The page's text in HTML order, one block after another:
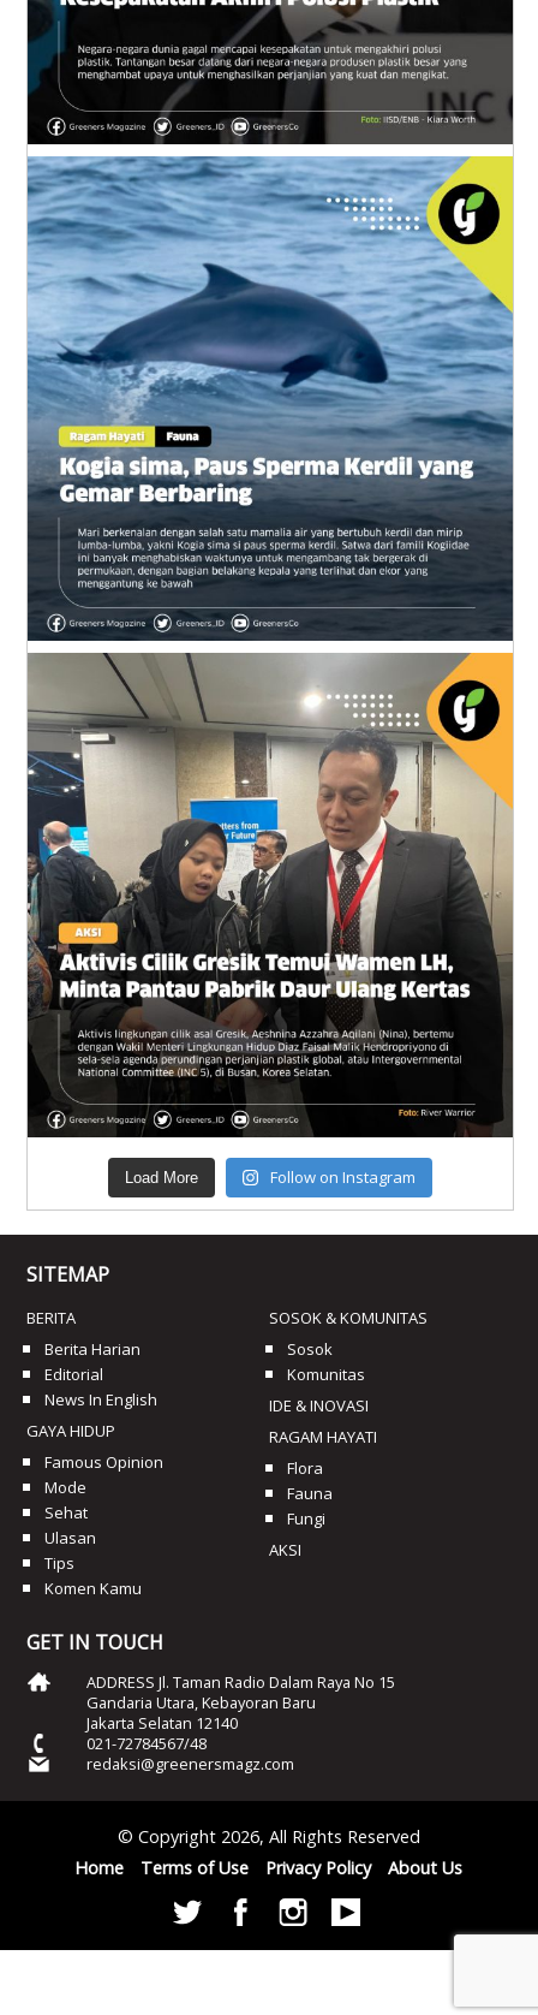
Load More Follow on Instagram
SITEMAP
BERITA
Berita Harian
Editorial
News In English
GAYA HIDUP
Famous Opinion
Mode
Sehat
Ulasan
Tips
Komen Kamu
SOSOK & KOMUNITAS
Sosok
Komunitas
IDE & INOVASI
RAGAM HAYATI
Flora
Fauna
Fungi
AKSI
GET IN TOUCH
ADDRESS Jl. Taman Radio Dalam Raya No 15
Gandaria Utara, Kebayoran Baru
Jakarta Selatan 12140
021-72784567/48
redaksi@greenersmagz.com
© Copyright 2026, All Rights Reserved
Home
Terms of Use Privacy Policy About Us